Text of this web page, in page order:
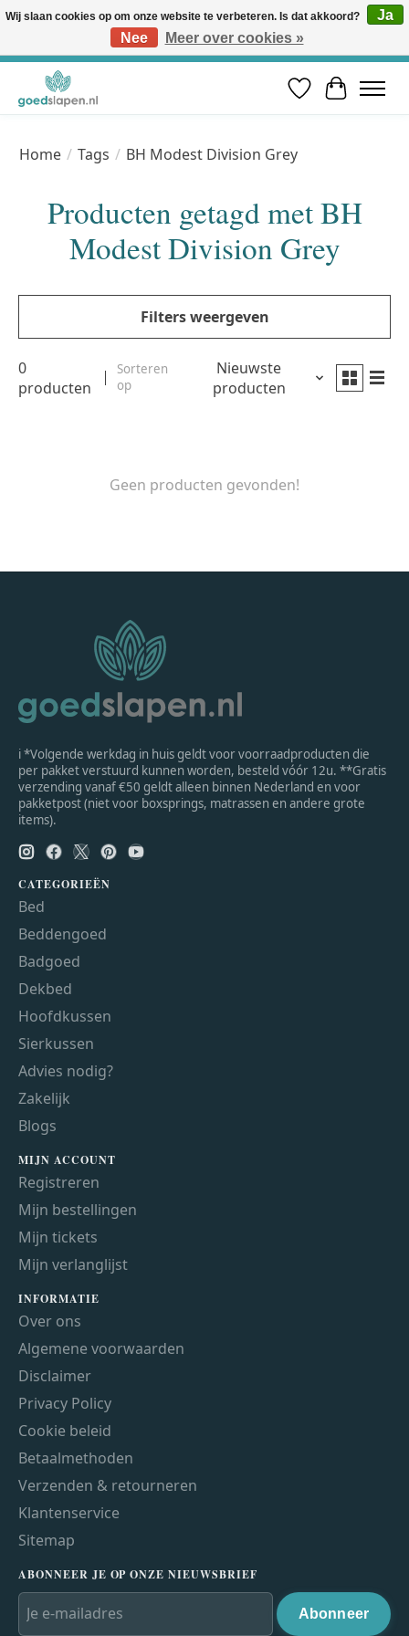
Vóór 12u besteld, volgende werkdag in huis* | Gratis verzending vanaf €50 | Professioneel slaapadvies
Verlanglijst
Home / Tags / BH Modest Division Grey
Producten getagd met BH
Modest Division Grey
Filters weergeven
0
producten
Sorteren
op
Nieuwste
producten
Geen producten gevonden!
ℹ *Volgende werkdag in huis geldt voor voorraadproducten die
per pakket verstuurd kunnen worden, besteld vóór 12u. **Gratis
verzending vanaf €50 geldt alleen binnen Nederland en voor
pakketpost (niet voor boxsprings, matrassen en andere grote
items).
CATEGORIEËN
Bed
Beddengoed
Badgoed
Dekbed
Hoofdkussen
Sierkussen
Advies nodig?
Zakelijk
Blogs
MIJN ACCOUNT
Registreren
Mijn bestellingen
Mijn tickets
Mijn verlanglijst
INFORMATIE
Over ons
Algemene voorwaarden
Disclaimer
Privacy Policy
Cookie beleid
Betaalmethoden
Verzenden & retourneren
Klantenservice
Sitemap
ABONNEER JE OP ONZE NIEUWSBRIEF
Abonneer
Wij slaan cookies op om onze website te verbeteren. Is dat akkoord?
Ja
Nee
Meer over cookies »